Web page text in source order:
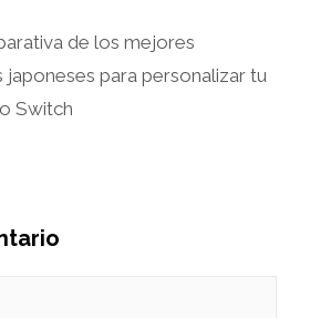
de los mejores
para personalizar tu
Switch